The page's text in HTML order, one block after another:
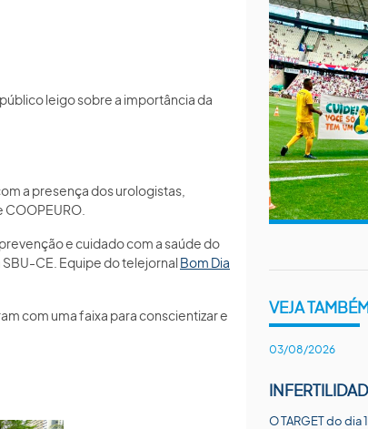
leigo sobre a importância da
a presença dos urologistas,
e cuidado com a saúde do
CE. Equipe do telejornal Bom Dia
com uma faixa para conscientizar e
VEJA
03/08/2026
O TARGET do